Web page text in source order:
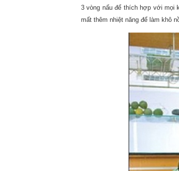
3 vòng nấu để thích hợp với mọi
mất thêm nhiệt năng để làm khô